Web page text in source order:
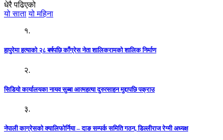
धेरै पढिएको
यो साता यो महिना
१.
हापुरेमा हत्याको २८ बर्षपछि काँग्रेस नेता शालिकरामको शालिक निर्माण
२.
सिडियो कार्यालयका नायव सुब्बा आत्महत्या दुरुत्साहन मुद्दापछि पक्राउ
३.
नेपाली काग्रेसको क्यालिफोर्निया – दाङ सम्पर्क समिति गठन, डिल्लीराज रेग्मी अध्यक्ष